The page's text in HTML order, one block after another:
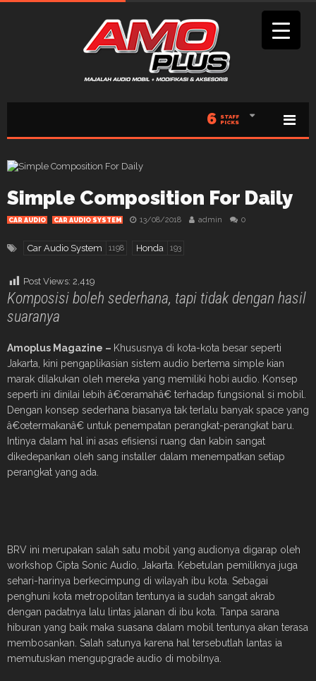
6 STAFF
PICKS
Simple Composition For Daily
CAR AUDIO CAR AUDIO SYSTEM 13/08/2018 admin 0
Car Audio System 1198 Honda 193
Post Views: 2,419
Komposisi boleh sederhana, tapi tidak dengan hasil
suaranya
Amoplus Magazine – Khususnya di kota-kota besar seperti
Jakarta, kini pengaplikasian sistem audio bertema simple kian
marak dilakukan oleh mereka yang memiliki hobi audio. Konsep
seperti ini dinilai lebih â€œramahâ€ terhadap fungsional si mobil.
Dengan konsep sederhana biasanya tak terlalu banyak space yang
â€œtermakanâ€ untuk penempatan perangkat-perangkat baru.
Intinya dalam hal ini asas efisiensi ruang dan kabin sangat
dikedepankan oleh sang installer dalam menempatkan setiap
perangkat yang ada.
BRV ini merupakan salah satu mobil yang audionya digarap oleh
workshop Cipta Sonic Audio, Jakarta. Kebetulan pemiliknya juga
sehari-harinya berkecimpung di wilayah ibu kota. Sebagai
penghuni kota metropolitan tentunya ia sudah sangat akrab
dengan padatnya lalu lintas jalanan di ibu kota. Tanpa sarana
hiburan yang baik maka suasana dalam mobil tentunya akan terasa
membosankan. Salah satunya karena hal tersebutlah lantas ia
memutuskan mengupgrade audio di mobilnya.